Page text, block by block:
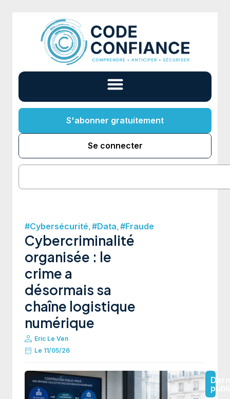
S'abonner gratuitement
Se connecter
#Cybersécurité, #Data, #Fraude
Cybercriminalité
organisée : le
crime a
désormais sa
chaîne logistique
numérique
Eric Le Ven
Le 11/05/26